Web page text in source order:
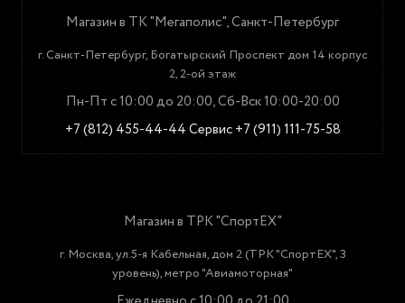
Магазин в ТК "Мегаполис", Санкт-Петербург
г. Санкт-Петербург, Богатырский Проспект дом 14 корпус
2, 2-ой этаж
Пн-Пт с 10:00 до 20:00, Сб-Вск 10:00-20:00
+7 (812) 455-44-44Сервис +7 (911) 111-75-58
Магазин в ТРК "СпортЕХ"
г. Москва, ул.5-я Кабельная, дом 2 (ТРК "СпортЕХ", 3
уровень), метро "Авиамоторная"